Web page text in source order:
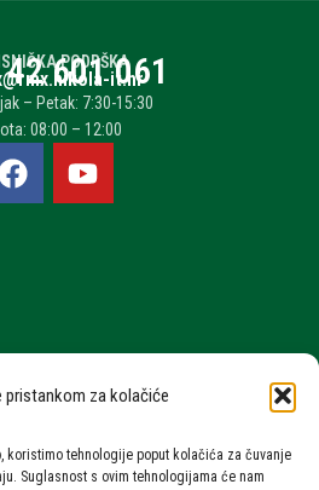
pristankom za kolačiće
koristimo tehnologije poput kolačića za čuvanje
Suglasnost s ovim tehnologijama će nam
PODRŠKA
601 061
it.hr
– Petak: 7:30-15:30
08:00 – 12:00